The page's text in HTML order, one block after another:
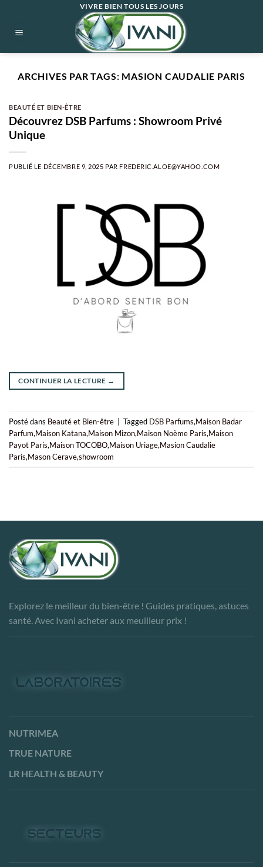
contenu
VIVRE BIEN TOUS LES JOURS
ARCHIVES PAR TAGS: MASION CAUDALIE PARIS
BEAUTÉ ET BIEN-ÊTRE
Découvrez DSB Parfums : Showroom Privé
Unique
PUBLIÉ LE DÉCEMBRE 9, 2025 PAR FREDERIC.ALOE@YAHOO.COM
CONTINUER LA LECTURE →
Posté dans Beauté et Bien-être Tagged DSB Parfums,Maison Badar
Parfum,Maison Katana,Maison Mizon,Maison Noème Paris,Maison
Payot Paris,Maison TOCOBO,Maison Uriage,Masion Caudalie
Paris,Mason Cerave,showroom
Explorez le meilleur du bien-être ! Guides pratiques, astuces
santé. Avec Ivani acheter aux meuilleur prix !
NUTRIMEA
TRUE NATURE
LR HEALTH & BEAUTY